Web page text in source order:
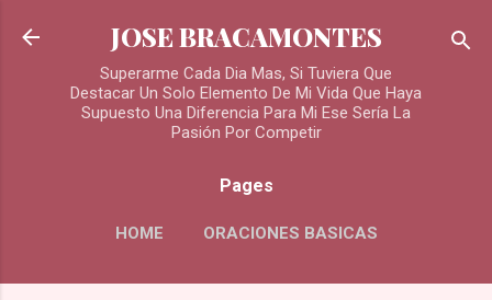
Skip to main content
JOSE BRACAMONTES
Superarme Cada Dia Mas, Si Tuviera Que
Destacar Un Solo Elemento De Mi Vida Que Haya
Supuesto Una Diferencia Para Mi Ese Sería La
Pasión Por Competir
Pages
HOME ORACIONES BASICAS
MORE…